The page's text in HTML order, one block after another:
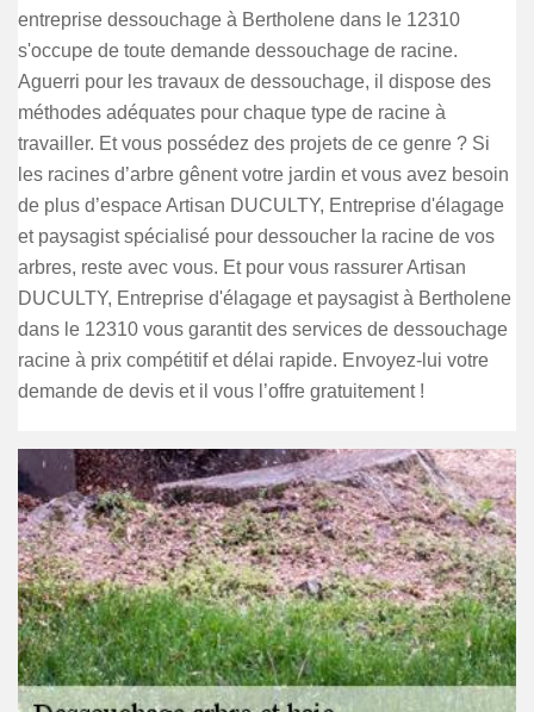
entreprise dessouchage à Bertholene dans le 12310
s'occupe de toute demande dessouchage de racine.
Aguerri pour les travaux de dessouchage, il dispose des
méthodes adéquates pour chaque type de racine à
travailler. Et vous possédez des projets de ce genre ? Si
les racines d’arbre gênent votre jardin et vous avez besoin
de plus d’espace Artisan DUCULTY, Entreprise d'élagage
et paysagist spécialisé pour dessoucher la racine de vos
arbres, reste avec vous. Et pour vous rassurer Artisan
DUCULTY, Entreprise d'élagage et paysagist à Bertholene
dans le 12310 vous garantit des services de dessouchage
racine à prix compétitif et délai rapide. Envoyez-lui votre
demande de devis et il vous l’offre gratuitement !